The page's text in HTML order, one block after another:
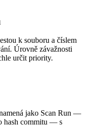
k souboru a číslem
Úrovně závažnosti
určit priority.
jako Scan Run —
hash commitu — s